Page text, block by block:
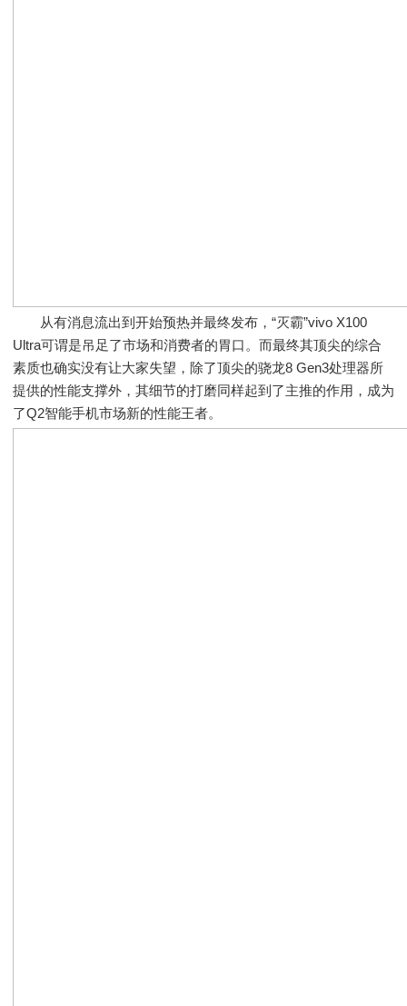
从有消息流出到开始预热并最终发布，“灭霸”vivo X100
Ultra可谓是吊足了市场和消费者的胃口。而最终其顶尖的综合
素质也确实没有让大家失望，除了顶尖的骁龙8 Gen3处理器所
提供的性能支撑外，其细节的打磨同样起到了主推的作用，成为
了Q2智能手机市场新的性能王者。